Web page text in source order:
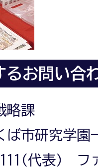
るお問い合
略課
市研究学園
代表) フ